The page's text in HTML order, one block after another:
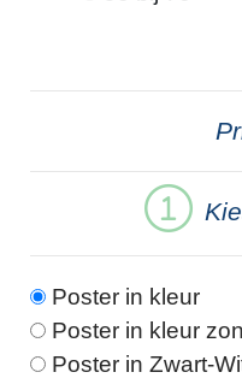
Poster in kleur
Poster in kleur
Poster in Zwart-